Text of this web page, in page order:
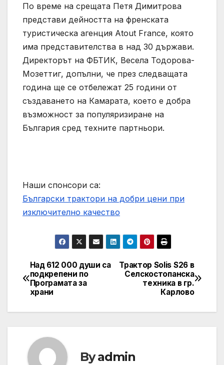
По време на срещата Петя Димитрова
представи дейността на френската
туристическа агенция Atout France, която
има представителства в над 30 държави.
Директорът на ФБТИК, Весела Тодорова-
Мозеттиг, допълни, че през следващата
година ще се отбележат 25 години от
създаването на Камарата, което е добра
възможност за популяризиране на
България сред техните партньори.
Наши спонсори са:
Български трактори на добри цени при
изключително качество
Post
navigation
Трактор Solis S26 в
Селскостопанска
техника в гр.
Карлово
Над 612 000 души са
подкрепени по
Програмата за
храни
Byadmin